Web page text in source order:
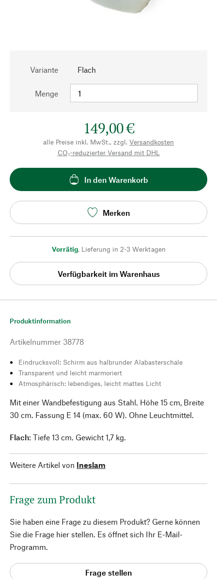
Variante Flach
Menge
149,00 €
alle Preise inkl. MwSt., zzgl. Versandkosten
CO₂-reduzierter Versand mit DHL
In den Warenkorb
Merken
Vorrätig, Lieferung in 2-3 Werktagen
Verfügbarkeit im Warenhaus
Produktinformation
Artikelnummer 38778
Eindrucksvoll: Schirm aus halbrunder Alabasterschale
Transparent und leicht marmoriert
Atmosphärisch: lebendiges, leicht mattes Licht
Mit einer Wandbefestigung aus Stahl. Höhe 15 cm, Breite
30 cm. Fassung E 14 (max. 60 W). Ohne Leuchtmittel.
Flach: Tiefe 13 cm. Gewicht 1,7 kg.
Weitere Artikel von Ineslam
Frage zum Produkt
Sie haben eine Frage zu diesem Produkt? Gerne können
Sie die Frage hier stellen. Es öffnet sich Ihr E-Mail-
Programm.
Frage stellen